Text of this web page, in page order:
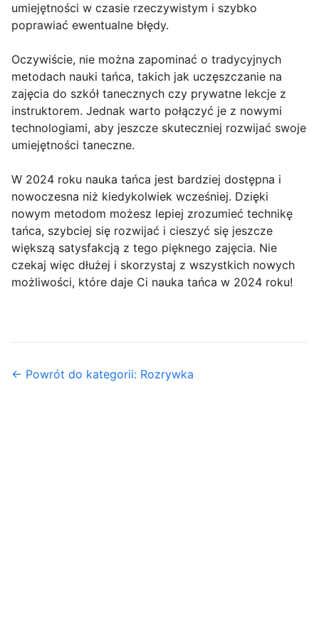
umiejętności w czasie rzeczywistym i szybko
poprawiać ewentualne błędy.
Oczywiście, nie można zapominać o tradycyjnych
metodach nauki tańca, takich jak uczęszczanie na
zajęcia do szkół tanecznych czy prywatne lekcje z
instruktorem. Jednak warto połączyć je z nowymi
technologiami, aby jeszcze skuteczniej rozwijać swoje
umiejętności taneczne.
W 2024 roku nauka tańca jest bardziej dostępna i
nowoczesna niż kiedykolwiek wcześniej. Dzięki
nowym metodom możesz lepiej zrozumieć technikę
tańca, szybciej się rozwijać i cieszyć się jeszcze
większą satysfakcją z tego pięknego zajęcia. Nie
czekaj więc dłużej i skorzystaj z wszystkich nowych
możliwości, które daje Ci nauka tańca w 2024 roku!
← Powrót do kategorii: Rozrywka